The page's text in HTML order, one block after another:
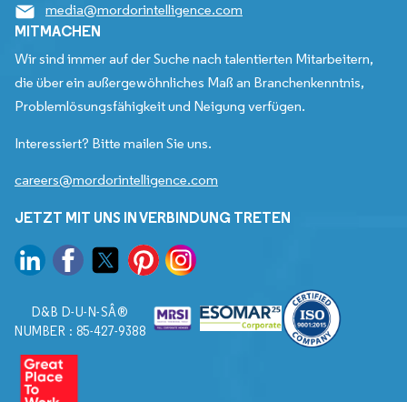
media@mordorintelligence.com
MITMACHEN
Wir sind immer auf der Suche nach talentierten Mitarbeitern,
die über ein außergewöhnliches Maß an Branchenkenntnis,
Problemlösungsfähigkeit und Neigung verfügen.
Interessiert? Bitte mailen Sie uns.
careers@mordorintelligence.com
JETZT MIT UNS IN VERBINDUNG TRETEN
D&B D-U-N-SÂ®
NUMBER : 85-427-9388